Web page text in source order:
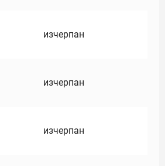
изчерпан
изчерпан
изчерпан